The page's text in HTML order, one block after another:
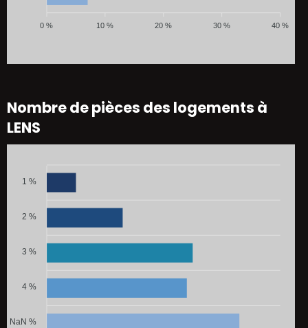
40 %
30 %
20 %
10 %
0 %
Nombre de pièces des logements à
LENS
1 %
2 %
3 %
4 %
NaN %